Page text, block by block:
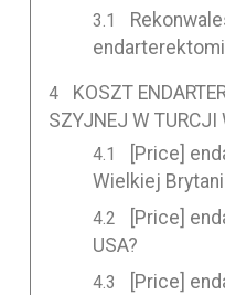
KOSZT
SZYJNEJ W TURCJI
[Price]
Wielkiej
[Price]
USA?
[Price]